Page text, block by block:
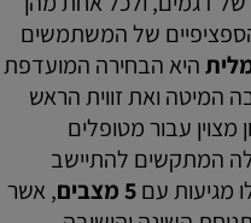
הספציפיים של המשתמשים
היא הבחירה המועדפת
המיטה ואת זווית הראש
מצוין עבור מטופלים
המתקשים להתיישב
מגיעות עם5 מצבים
, אשר